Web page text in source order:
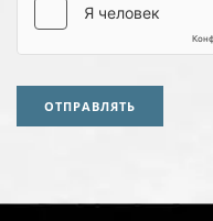
ОТПРАВЛЯТЬ